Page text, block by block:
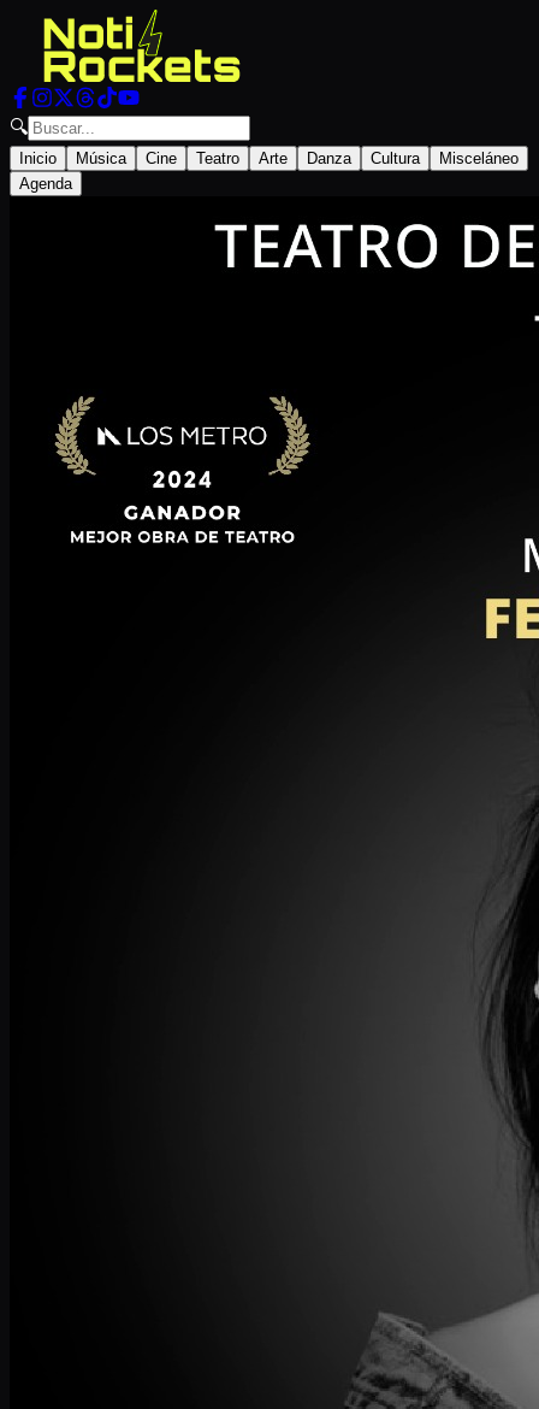
🔍
Inicio Música Cine Teatro Arte Danza Cultura
Misceláneo
Agenda